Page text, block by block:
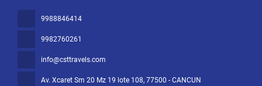
9988846414
9982760261
info@csttravels.com
Av. Xcaret Sm 20 Mz 19 lote 108, 77500 - CANCUN